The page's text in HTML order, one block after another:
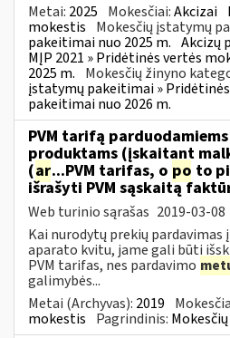
Metai: 2025 Mokesčiai:Akcizai
mokestis Mokesčių įstatymų
pakeitimai nuo 2025 m. Akcizų
MĮP 2021 » Pridėtinės vertės
2025 m. Mokesčių žinyno
įstatymų pakeitimai »
pakeitimai nuo 2026 m.
PVM tarifą
produktams (įskaitant
(ar...PVM tarifas, o po to
išrašyti PVM sąskaitą
Web turinio sąrašas 2019-03-08
Kai nurodytų prekių pardavimas
aparato kvitu, jame gali būti
PVM tarifas, nes pardavimo
galimybės...
Metai (Archyvas): 2019
mokestis Pagrindinis: